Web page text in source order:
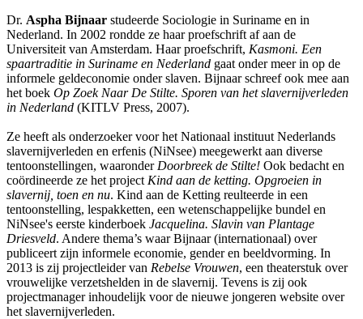
Dr. Aspha Bijnaar studeerde Sociologie in Suriname en in
Nederland. In 2002 rondde ze haar proefschrift af aan de
Universiteit van Amsterdam. Haar proefschrift, Kasmoni. Een
spaartraditie in Suriname en Nederland gaat onder meer in op de
informele geldeconomie onder slaven. Bijnaar schreef ook mee aan
het boek Op Zoek Naar De Stilte. Sporen van het slavernijverleden
in Nederland (KITLV Press, 2007).
Ze heeft als onderzoeker voor het Nationaal instituut Nederlands
slavernijverleden en erfenis (NiNsee) meegewerkt aan diverse
tentoonstellingen, waaronder Doorbreek de Stilte! Ook bedacht en
coördineerde ze het project Kind aan de ketting. Opgroeien in
slavernij, toen en nu. Kind aan de Ketting reulteerde in een
tentoonstelling, lespakketten, een wetenschappelijke bundel en
NiNsee's eerste kinderboek Jacquelina. Slavin van Plantage
Driesveld. Andere thema’s waar Bijnaar (internationaal) over
publiceert zijn informele economie, gender en beeldvorming. In
2013 is zij projectleider van Rebelse Vrouwen, een theaterstuk over
vrouwelijke verzetshelden in de slavernij. Tevens is zij ook
projectmanager inhoudelijk voor de nieuwe jongeren website over
het slavernijverleden.